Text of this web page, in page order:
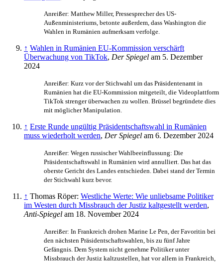
Anreißer: Matthew Miller, Pressesprecher des US-
Außenministeriums, betonte außerdem, dass Washington die
Wahlen in Rumänien aufmerksam verfolge.
↑ Wahlen in Rumänien EU-Kommission verschärft
Überwachung von TikTok, Der Spiegel am 5. Dezember
2024
Anreißer: Kurz vor der Stichwahl um das Präsidentenamt in
Rumänien hat die EU-Kommission mitgeteilt, die Videoplattform
TikTok strenger überwachen zu wollen. Brüssel begründete dies
mit möglicher Manipulation.
↑ Erste Runde ungültig Präsidentschaftswahl in Rumänien
muss wiederholt werden, Der Spiegel am 6. Dezember 2024
Anreißer: Wegen russischer Wahlbeeinflussung: Die
Präsidentschaftswahl in Rumänien wird annulliert. Das hat das
oberste Gericht des Landes entschieden. Dabei stand der Termin
der Stichwahl kurz bevor.
↑ Thomas Röper: Westliche Werte: Wie unliebsame Politiker
im Westen durch Missbrauch der Justiz kaltgestellt werden,
Anti-Spiegel am 18. November 2024
Anreißer: In Frankreich drohen Marine Le Pen, der Favoritin bei
den nächsten Präsidentschaftswahlen, bis zu fünf Jahre
Gefängnis. Dem System nicht genehme Politiker unter
Missbrauch der Justiz kaltzustellen, hat vor allem in Frankreich,